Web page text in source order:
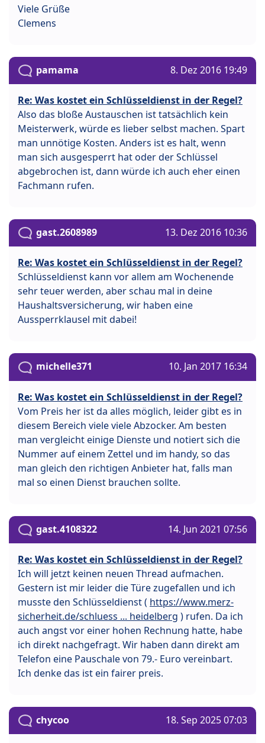
Viele Grüße
Clemens
pamama 8. Dez 2016 19:49
Re: Was kostet ein Schlüsseldienst in der Regel?
Also das bloße Austauschen ist tatsächlich kein
Meisterwerk, würde es lieber selbst machen. Spart
man unnötige Kosten. Anders ist es halt, wenn
man sich ausgesperrt hat oder der Schlüssel
abgebrochen ist, dann würde ich auch eher einen
Fachmann rufen.
gast.2608989 13. Dez 2016 10:36
Re: Was kostet ein Schlüsseldienst in der Regel?
Schlüsseldienst kann vor allem am Wochenende
sehr teuer werden, aber schau mal in deine
Haushaltsversicherung, wir haben eine
Aussperrklausel mit dabei!
michelle371 10. Jan 2017 16:34
Re: Was kostet ein Schlüsseldienst in der Regel?
Vom Preis her ist da alles möglich, leider gibt es in
diesem Bereich viele viele Abzocker. Am besten
man vergleicht einige Dienste und notiert sich die
Nummer auf einem Zettel und im handy, so das
man gleich den richtigen Anbieter hat, falls man
mal so einen Dienst brauchen sollte.
gast.4108322 14. Jun 2021 07:56
Re: Was kostet ein Schlüsseldienst in der Regel?
Ich will jetzt keinen neuen Thread aufmachen.
Gestern ist mir leider die Türe zugefallen und ich
musste den Schlüsseldienst ( https://www.merz-
sicherheit.de/schluess ... heidelberg ) rufen. Da ich
auch angst vor einer hohen Rechnung hatte, habe
ich direkt nachgefragt. Wir haben dann direkt am
Telefon eine Pauschale von 79.- Euro vereinbart.
Ich denke das ist ein fairer preis.
chycoo 18. Sep 2025 07:03